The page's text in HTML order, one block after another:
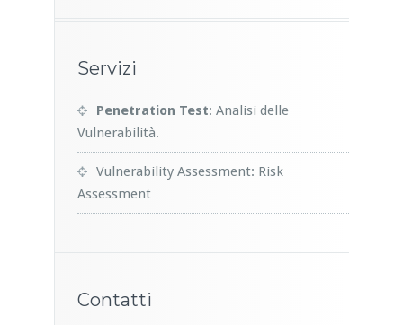
Servizi
Penetration Test: Analisi delle
Vulnerabilità.
Vulnerability Assessment: Risk
Assessment
Contatti